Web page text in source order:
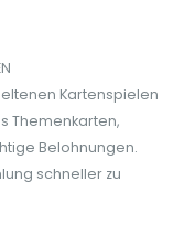
Kartenspielen
Themenkarten,
Belohnungen.
schneller zu